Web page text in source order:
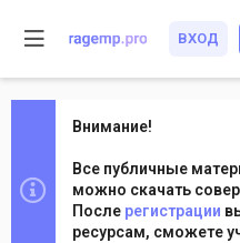
ВХОД
Внимание!
Все публичные
можно скачать
После регистрации
ресурсам, сможете